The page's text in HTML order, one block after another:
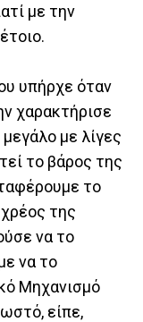
με την
υπήρχε όταν
χαρακτήρισε
με λίγες
το βάρος της
το
της
να το
να το
Μηχανισμό
είπε,